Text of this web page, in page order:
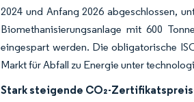
2024 und Anfang 2026 abgeschlossen,
Biomethanisierungsanlage mit 600
eingespart werden. Die obligatorische
Markt für Abfall zu Energie unter
Stark steigende CO₂-